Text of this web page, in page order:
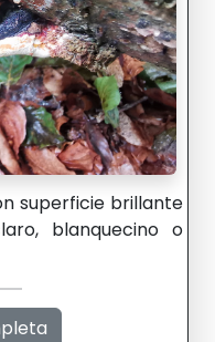
superficie brillante
blanquecino o